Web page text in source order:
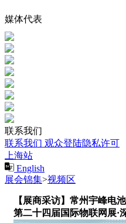
媒体代表
联系我们
联系我们 观众登陆隐私许可
上海站
English
展会锦集>视频区
【展商采访】常州宇峰电
第二十四届国际物联网展·